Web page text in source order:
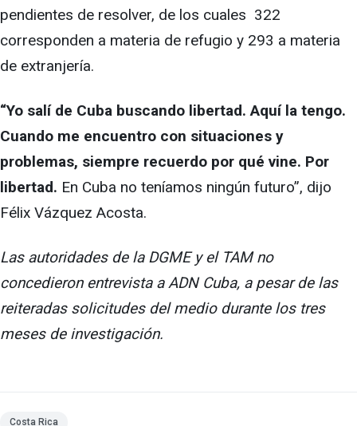
pendientes de resolver, de los cuales 322
corresponden a materia de refugio y 293 a materia
de extranjería.
“Yo salí de Cuba buscando libertad. Aquí la tengo.
Cuando me encuentro con situaciones y
problemas, siempre recuerdo por qué vine. Por
libertad. En Cuba no teníamos ningún futuro”, dijo
Félix Vázquez Acosta.
Las autoridades de la DGME y el TAM no
concedieron entrevista a ADN Cuba, a pesar de las
reiteradas solicitudes del medio durante los tres
meses de investigación.
Costa Rica